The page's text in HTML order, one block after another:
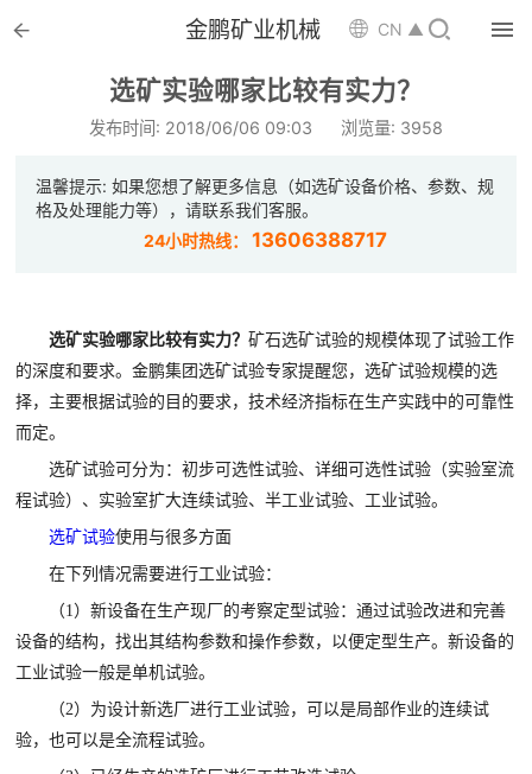
 金鹏矿业机械 CN ▲ 
选矿实验哪家比较有实力？
发布时间: 2018/06/06 09:03 浏览量: 3958
温馨提示: 如果您想了解更多信息（如选矿设备价格、参数、规
格及处理能力等），请联系我们客服。
24小时热线：13606388717
选矿实验哪家比较有实力？矿石选矿试验的规模体现了试验工作
的深度和要求。金鹏集团选矿试验专家提醒您，选矿试验规模的选
择，主要根据试验的目的要求，技术经济指标在生产实践中的可靠性
而定。
选矿试验可分为：初步可选性试验、详细可选性试验（实验室流
程试验）、实验室扩大连续试验、半工业试验、工业试验。
选矿试验使用与很多方面
在下列情况需要进行工业试验：
（1）新设备在生产现厂的考察定型试验：通过试验改进和完善
设备的结构，找出其结构参数和操作参数，以便定型生产。新设备的
工业试验一般是单机试验。
（2）为设计新选厂进行工业试验，可以是局部作业的连续试
验，也可以是全流程试验。

 选矿设备
 配件耗材

 案例中心
 服务体系
 新闻中心
 选矿实验室
发展历程